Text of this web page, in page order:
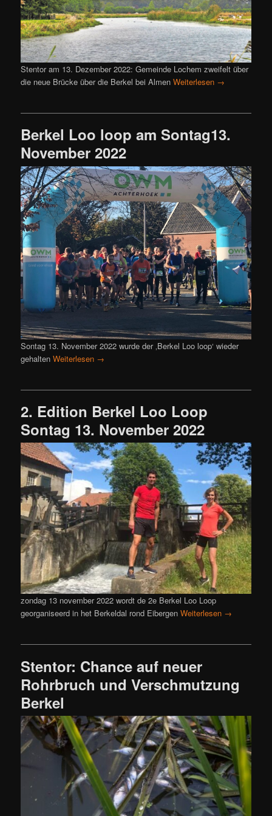
Stentor am 13. Dezember 2022: Gemeinde Lochem zweifelt über
die neue Brücke über die Berkel bei AlmenWeiterlesen →
Berkel Loo loop am Sontag13.
November 2022
Sontag 13. November 2022 wurde der ‚Berkel Loo loop‘ wieder
gehaltenWeiterlesen →
2. Edition Berkel Loo Loop
Sontag 13. November 2022
zondag 13 november 2022 wordt de 2e Berkel Loo Loop
georganiseerd in het Berkeldal rond EibergenWeiterlesen →
Stentor: Chance auf neuer
Rohrbruch und Verschmutzung
Berkel